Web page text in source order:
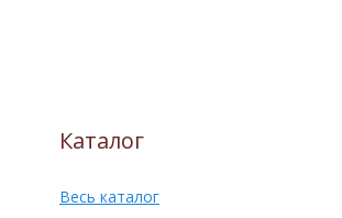
Каталог
Весь каталог